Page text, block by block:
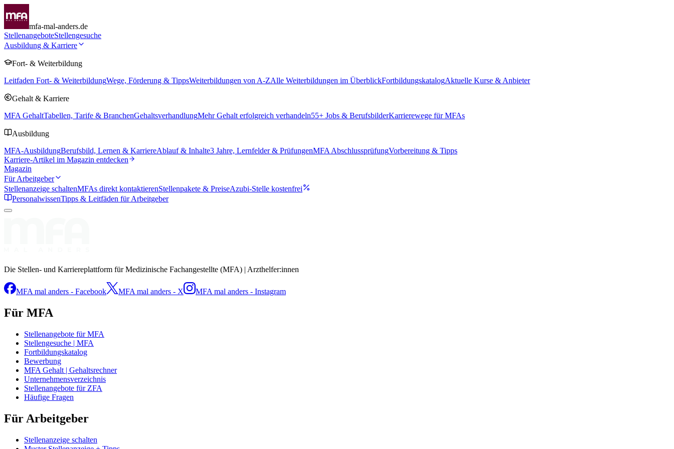
mfa-mal-anders.de
StellenangeboteStellengesuche
Ausbildung & Karriere
Fort- & Weiterbildung
Leitfaden Fort- & WeiterbildungWege, Förderung & TippsWeiterbildungen von A-ZAlle Weiterbildungen im ÜberblickFortbildungskatalogAktuelle Kurse & Anbieter
Gehalt & Karriere
MFA GehaltTabellen, Tarife & BranchenGehaltsverhandlungMehr Gehalt erfolgreich verhandeln55+ Jobs & BerufsbilderKarrierewege für MFAs
Ausbildung
MFA-AusbildungBerufsbild, Lernen & KarriereAblauf & Inhalte3 Jahre, Lernfelder & PrüfungenMFA AbschlussprüfungVorbereitung & Tipps
Karriere-Artikel im Magazin entdecken
Magazin
Für Arbeitgeber
Stellenanzeige schaltenMFAs direkt kontaktierenStellenpakete & PreiseAzubi-Stelle kostenfrei
PersonalwissenTipps & Leitfäden für Arbeitgeber
Die Stellen- und Karriereplattform für Medizinische Fachangestellte (MFA) | Arzthelfer:innen
MFA mal anders - Facebook MFA mal anders - X MFA mal anders - Instagram
Für MFA
Stellenangebote für MFA
Stellengesuche | MFA
Fortbildungskatalog
Bewerbung
MFA Gehalt | Gehaltsrechner
Unternehmensverzeichnis
Stellenangebote für ZFA
Häufige Fragen
Für Arbeitgeber
Stellenanzeige schalten